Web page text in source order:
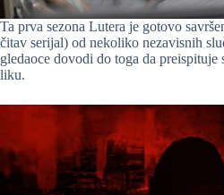
Ta prva sezona Lutera je gotovo
čitav serijal) od nekoliko nezavisnih
gledaoce dovodi do toga da
liku.